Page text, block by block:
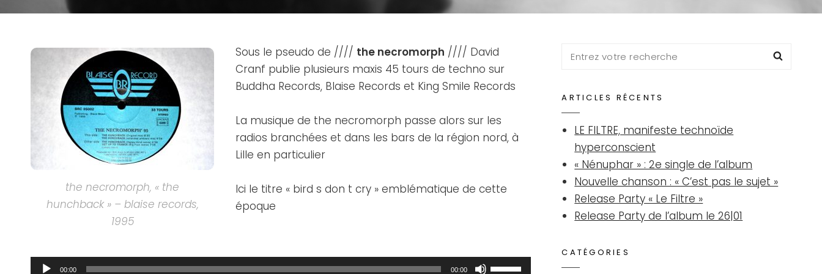
the necromorph, « the
hunchback » – blaise records,
1995
Sous le pseudo de //// the necromorph //// David
Cranf publie plusieurs maxis 45 tours de techno sur
Buddha Records, Blaise Records et King Smile Records
La musique de the necromorph passe alors sur les
radios branchées et dans les bars de la région nord, à
Lille en particulier
Ici le titre « bird s don t cry » emblématique de cette
époque
audio
00:00 00:00
Utilisez
Search
ARTICLES RÉCENTS
LE FILTRE, manifeste technoïde
hyperconscient
« Nénuphar » : 2e single de l’album
Nouvelle chanson : « C’est pas le sujet »
Release Party « Le Filtre »
Release Party de l’album le 26|01
CATÉGORIES